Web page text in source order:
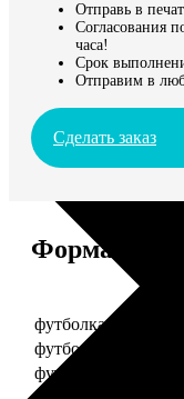
Отправь в
Согласования
часа!
Срок
Отправим в
Сделать заказ
Форматы и
футболка детская с
футболка детская с
футболка детская с